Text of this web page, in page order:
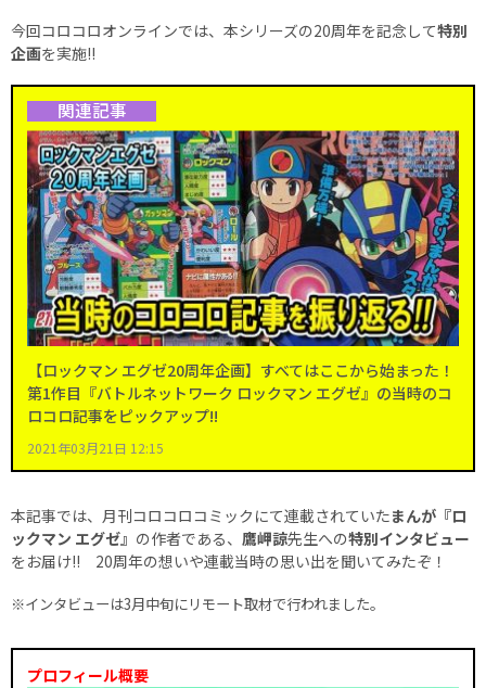
今回コロコロオンラインでは、本シリーズの20周年を記念して特別
企画を実施!!
関連記事
【ロックマン エグゼ20周年企画】すべてはここから始まった！
第1作目『バトルネットワーク ロックマン エグゼ』の当時のコ
ロコロ記事をピックアップ!!
2021年03月21日 12:15
本記事では、月刊コロコロコミックにて連載されていたまんが『ロ
ックマン エグゼ』 の作者である、 鷹岬諒先生への特別インタビュー
をお届け!! 20周年の想いや連載当時の思い出を聞いてみたぞ！
※インタビューは3月中旬にリモート取材で行われました。
プロフィール概要